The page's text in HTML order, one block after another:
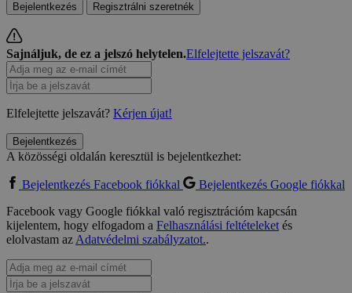
Bejelentkezés Regisztrálni szeretnék
Sajnáljuk, de ez a jelszó helytelen.Elfelejtette jelszavát?
Elfelejtette jelszavát? Kérjen újat!
Bejelentkezés
A közösségi oldalán keresztül is bejelentkezhet:
Bejelentkezés Facebook fiókkal
Bejelentkezés Google fiókkal
Facebook vagy Google fiókkal való regisztrációm kapcsán
kijelentem, hogy elfogadom a Felhasználási feltételeketés
elolvastam azAdatvédelmi szabályzatot..